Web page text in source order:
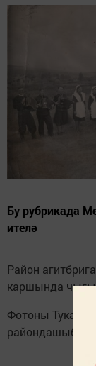
Бу рубрикада
ителә
Район
каршында
Фотоны Тукай
райондашыбыз